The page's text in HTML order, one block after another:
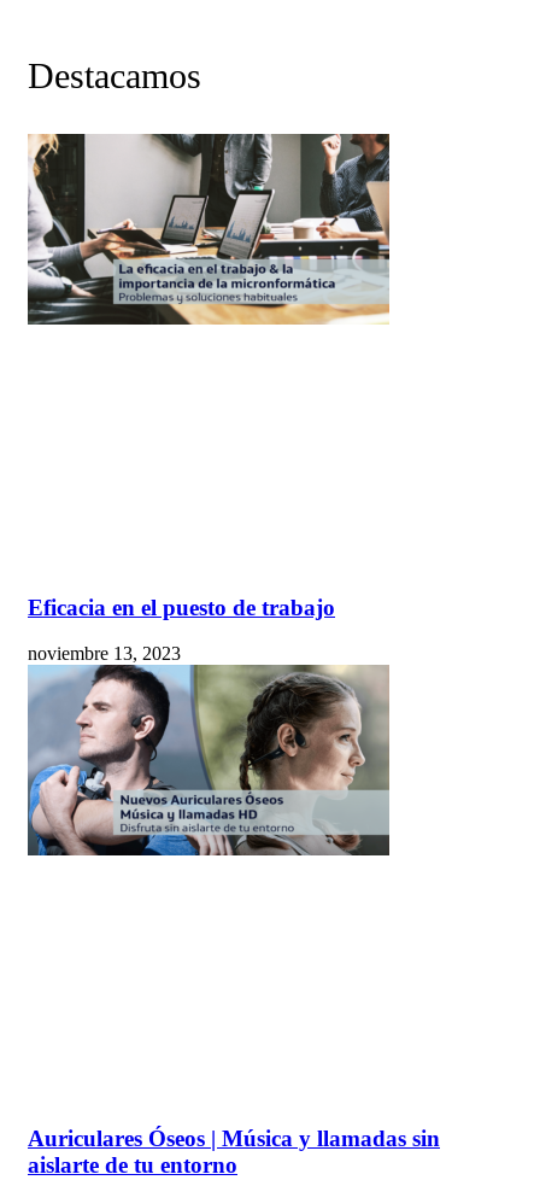
Destacamos
Eficacia en el puesto de trabajo
noviembre 13, 2023
Auriculares Óseos | Música y llamadas sin
aislarte de tu entorno